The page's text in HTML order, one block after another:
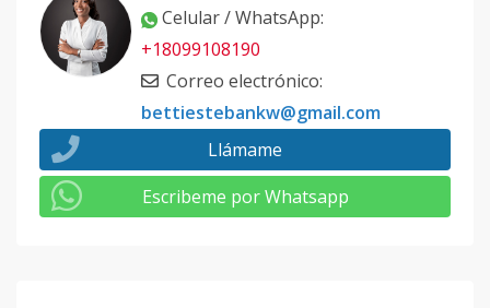
Celular / WhatsApp:
+18099108190
Correo electrónico:
bettiestebankw@gmail.com
Llámame
Escribeme por Whatsapp